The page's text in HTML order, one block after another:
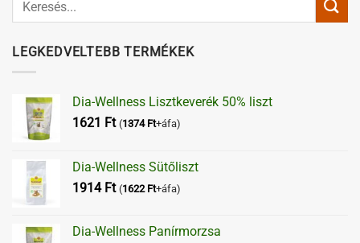
LEGKEDVELTEBB TERMÉKEK
Dia-Wellness Lisztkeverék 50% liszt
1621 Ft (1374 Ft+áfa)
Dia-Wellness Sütőliszt
1914 Ft (1622 Ft+áfa)
Dia-Wellness Panírmorzsa